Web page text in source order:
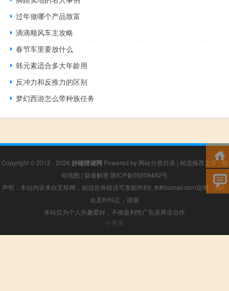
过年做哪个产品致富
滴滴顺风车主攻略
春节车里要放什么
韩元素适合多大年龄用
反冲力和反推力的区别
梦幻西游怎么带种族任务
Copyright © 2012 - 2026 抄碰猜谜网 Powered by 网站分类目录 | 精选推荐文章|网
站地图 | 疑难解答 陕ICP备05009492号
声明：本站内容来自互联网，如信息有错误可发邮件到f_fb#foxmail.com说明，我们
会及时纠正，谢谢
本站仅为个人兴趣爱好，不接盈利性广告及商业合作
小男孩